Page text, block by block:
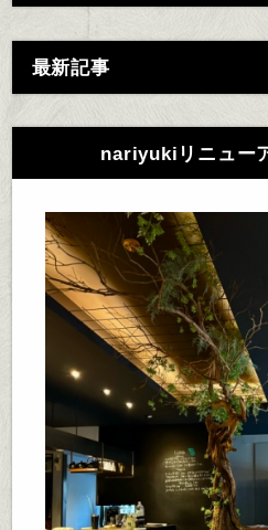
最新記事
nariyukiリニュー